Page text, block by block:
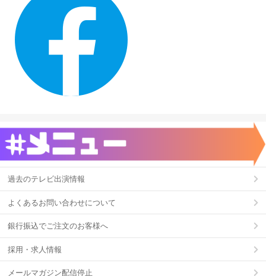
過去のテレビ出演情報
よくあるお問い合わせについて
銀行振込でご注文のお客様へ
採用・求人情報
メールマガジン配信停止